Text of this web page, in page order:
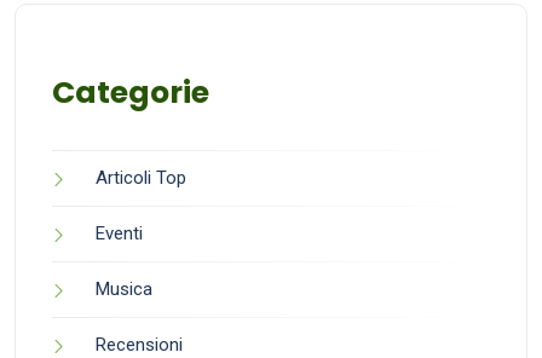
Categorie
Articoli Top
Eventi
Musica
Recensioni